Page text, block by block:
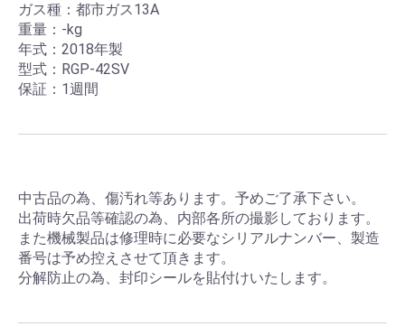
ガス種：都市ガス13A
重量：-kg
年式：2018年製
型式：RGP-42SV
保証：1週間
中古品の為、傷汚れ等あります。予めご了承下さい。
出荷時欠品等確認の為、内部各所の撮影しております。
また機械製品は修理時に必要なシリアルナンバー、製造
番号は予め控えさせて頂きます。
分解防止の為、封印シールを貼付けいたします。